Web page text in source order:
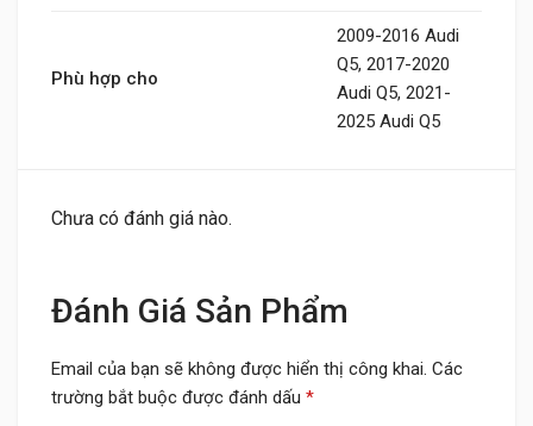
Phù hợp cho
2009-2016 Audi
Q5, 2017-2020
Audi Q5, 2021-
2025 Audi Q5
Chưa có đánh giá nào.
Đánh Giá Sản Phẩm
Email của bạn sẽ không được hiển thị công khai. Các
trường bắt buộc được đánh dấu *